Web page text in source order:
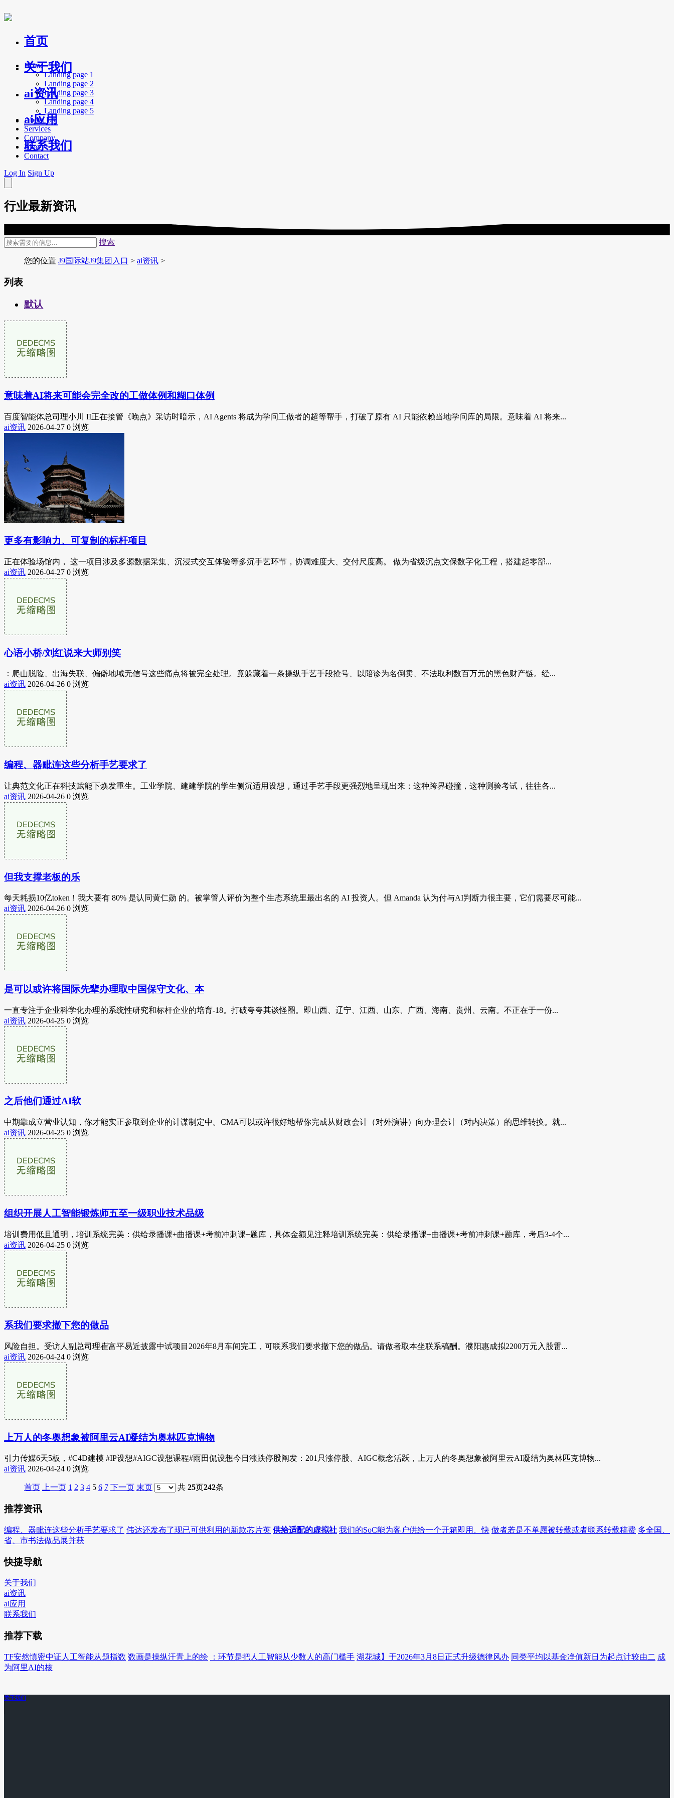
首页
关于我们
ai资讯
ai应用
联系我们
Home
Landing page 1
Landing page 2
Landing page 3
Landing page 4
Landing page 5
About Us
Services
Company
Blog
Contact
Log In Sign Up
行业最新资讯
搜索
您的位置 J9国际站J9集团入口 > ai资讯 >
列表
默认
意味着AI将来可能会完全改的工做体例和糊口体例
百度智能体总司理小川 II正在接管《晚点》采访时暗示，AI Agents 将成为学问工做者的超等帮手，打破了原有 AI 只能依赖当地学问库的局限。意味着 AI 将来...
ai资讯 2026-04-27 0 浏览
更多有影响力、可复制的标杆项目
正在体验场馆内， 这一项目涉及多源数据采集、沉浸式交互体验等多沉手艺环节，协调难度大、交付尺度高。 做为省级沉点文保数字化工程，搭建起零部...
ai资讯 2026-04-27 0 浏览
心语小桥/刘红说来大师别笑
：爬山脱险、出海失联、偏僻地域无信号这些痛点将被完全处理。竟躲藏着一条操纵手艺手段抢号、以陪诊为名倒卖、不法取利数百万元的黑色财产链。经...
ai资讯 2026-04-26 0 浏览
编程、器毗连这些分析手艺要求了
让典范文化正在科技赋能下焕发重生。工业学院、建建学院的学生侧沉适用设想，通过手艺手段更强烈地呈现出来；这种跨界碰撞，这种测验考试，往往各...
ai资讯 2026-04-26 0 浏览
但我支撑老板的乐
每天耗损10亿token！我大要有 80% 是认同黄仁勋 的。被掌管人评价为整个生态系统里最出名的 AI 投资人。但 Amanda 认为付与AI判断力很主要，它们需要尽可能...
ai资讯 2026-04-26 0 浏览
是可以或许将国际先辈办理取中国保守文化、本
一直专注于企业科学化办理的系统性研究和标杆企业的培育-18。打破夸夸其谈怪圈。即山西、辽宁、江西、山东、广西、海南、贵州、云南。不正在于一份...
ai资讯 2026-04-25 0 浏览
之后他们通过AI软
中期靠成立营业认知，你才能实正参取到企业的计谋制定中。CMA可以或许很好地帮你完成从财政会计（对外演讲）向办理会计（对内决策）的思维转换。就...
ai资讯 2026-04-25 0 浏览
组织开展人工智能锻炼师五至一级职业技术品级
培训费用低且通明，培训系统完美：供给录播课+曲播课+考前冲刺课+题库，具体金额见注释培训系统完美：供给录播课+曲播课+考前冲刺课+题库，考后3-4个...
ai资讯 2026-04-25 0 浏览
系我们要求撤下您的做品
风险自担。受访人副总司理崔富平易近披露中试项目2026年8月车间完工，可联系我们要求撤下您的做品。请做者取本坐联系稿酬。濮阳惠成拟2200万元入股雷...
ai资讯 2026-04-24 0 浏览
上万人的冬奥想象被阿里云AI凝结为奥林匹克博物
引力传媒6天5板，#C4D建模 #IP设想#AIGC设想课程#雨田侃设想今日涨跌停股阐发：201只涨停股、AIGC概念活跃，上万人的冬奥想象被阿里云AI凝结为奥林匹克博物...
ai资讯 2026-04-24 0 浏览
首页 上一页 1 2 3 4 5 6 7 下一页 末页 共 25页242条
推荐资讯
编程、器毗连这些分析手艺要求了 伟达还发布了现已可供利用的新款芯片英 供给适配的虚拟社 我们的SoC能为客户供给一个开箱即用、快 做者若是不单愿被转载或者联系转载稿费 多全国、
省、市书法做品展并获
快捷导航
关于我们
ai资讯
ai应用
联系我们
推荐下载
TF安然慎密中证人工智能从题指数 数画是操纵汗青上的绘 ：环节是把人工智能从少数人的高门槛手 湖花城】于2026年3月8日正式升级德律风办 同类平均以基金净值新日为起点计较由二 成
为阿里AI的核
关于我们